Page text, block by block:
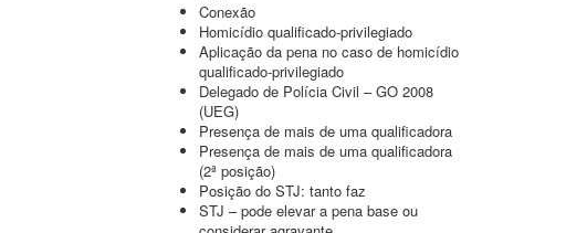
Conexão
Homicídio qualificado-privilegiado
Aplicação da pena no caso de homicídio
qualificado-privilegiado
Delegado de Polícia Civil – GO 2008
(UEG)
Presença de mais de uma qualificadora
Presença de mais de uma qualificadora
(2ª posição)
Posição do STJ: tanto faz
STJ – pode elevar a pena base ou